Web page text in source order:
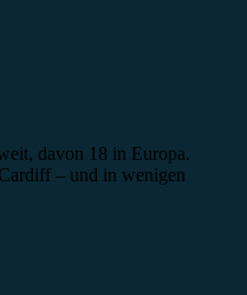
davon 18 in Europa.
– und in wenigen